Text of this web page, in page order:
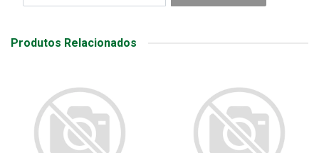
Produtos Relacionados